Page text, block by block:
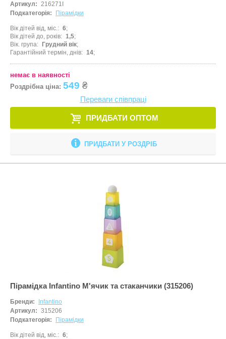
Артикул: 216271I
Подкатегорія:
Пірамідки
Вік дітей від, міс.
6
Вік дітей до, років
1,5
Вік. група
Грудний вік
Гарантійний термін, днів
14
немає в наявності
Роздрібна ціна: 549 ₴
Переваги співпраці
ПРИДБАТИ ОПТОМ
ПРИДБАТИ У РОЗДРІБ
Пірамідка Infantino М'ячик та стаканчики (315206)
Бренди:
Infantino
Артикул: 315206
Подкатегорія:
Пірамідки
Вік дітей від, міс.
6